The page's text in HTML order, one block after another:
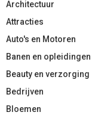
Architectuur
Attracties
Auto's en Motoren
Banen en opleidingen
Beauty en verzorging
Bedrijven
Bloemen